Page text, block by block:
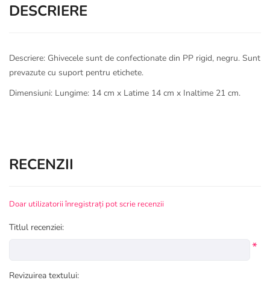
DESCRIERE
Descriere: Ghivecele sunt de confectionate din PP rigid, negru. Sunt
prevazute cu suport pentru etichete.
Dimensiuni: Lungime: 14 cm x Latime 14 cm x Inaltime 21 cm.
RECENZII
Doar utilizatorii înregistrați pot scrie recenzii
Titlul recenziei:
*
Revizuirea textului: